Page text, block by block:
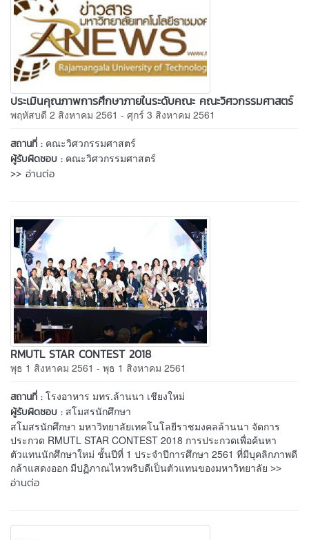
ประเมินคุณภาพการศึกษาภายในระดับคณะ คณะวิศวกรรมศาสตร์
พฤหัสบดี 2 สิงหาคม 2561 - ศุกร์ 3 สิงหาคม 2561
สถานที่ : คณะวิศวกรรมศาสตร์
ผู้รับผิดชอบ : คณะวิศวกรรมศาสตร์
>> อ่านต่อ
RMUTL STAR CONTEST 2018
พุธ 1 สิงหาคม 2561 - พุธ 1 สิงหาคม 2561
สถานที่ : โรงอาหาร มทร.ล้านนา เชียงใหม่
ผู้รับผิดชอบ : สโมสรนักศึกษา
สโมสรนักศึกษา มหาวิทยาลัยเทคโนโลยีราชมงคลล้านนา จัดการ
ประกวด RMUTL STAR CONTEST 2018 การประกวดเพื่อค้นหา
ตัวแทนนักศึกษาใหม่ ชั้นปีที่ 1 ประจำปีการศึกษา 2561 ที่มีบุคลิกภาพดี
กล้าแสดงออก มีปฏิภาณไหวพริบดีเป็นตัวแทนของมหาวิทยาลัย >>
อ่านต่อ